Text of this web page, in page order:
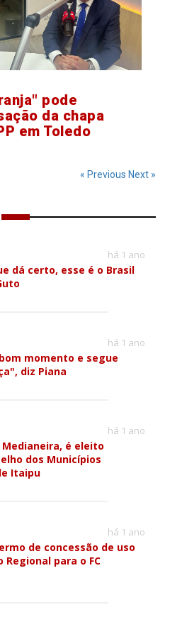
pode
da chapa
em Toledo
« Previous Next »
há 1 ano
dá certo, esse é o Brasil
há 1 ano
momento e segue
diz Piana
há 1 ano
é eleito
dos Municípios
Itaipu
há 1 ano
de concessão de uso
para o FC